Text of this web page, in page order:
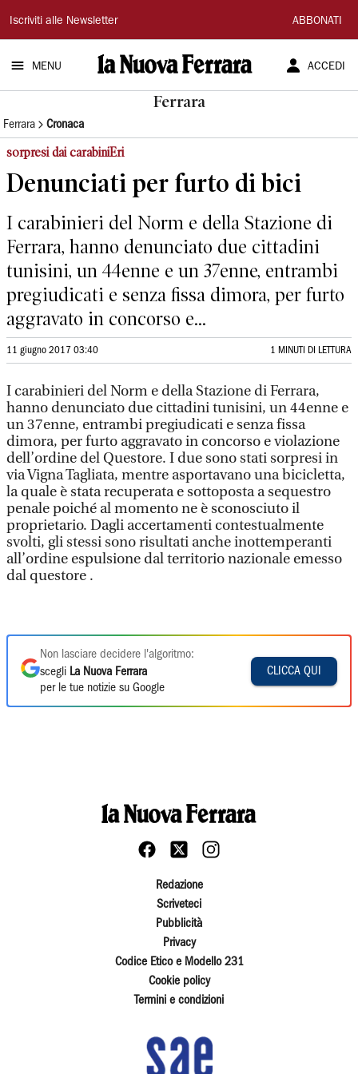
La
Nuova
Ferrara
Iscriviti alle Newsletter ABBONATI
MENU ACCEDI
Ferrara
Ferrara Cronaca
sorpresi dai carabiniEri
Denunciati per furto di bici
I carabinieri del Norm e della Stazione di
Ferrara, hanno denunciato due cittadini
tunisini, un 44enne e un 37enne, entrambi
pregiudicati e senza fissa dimora, per furto
aggravato in concorso e...
11 giugno 2017 03:40 1 MINUTI DI LETTURA
I carabinieri del Norm e della Stazione di Ferrara,
hanno denunciato due cittadini tunisini, un 44enne e
un 37enne, entrambi pregiudicati e senza fissa
dimora, per furto aggravato in concorso e violazione
dell’ordine del Questore. I due sono stati sorpresi in
via Vigna Tagliata, mentre asportavano una bicicletta,
la quale è stata recuperata e sottoposta a sequestro
penale poiché al momento ne è sconosciuto il
proprietario. Dagli accertamenti contestualmente
svolti, gli stessi sono risultati anche inottemperanti
all’ordine espulsione dal territorio nazionale emesso
dal questore .
Non lasciare decidere l'algoritmo:
scegli La Nuova Ferrara
per le tue notizie su Google
CLICCA QUI
Redazione
Scriveteci
Pubblicità
Privacy
Codice Etico e Modello 231
Cookie policy
Termini e condizioni